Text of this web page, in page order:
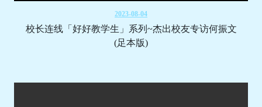
2023-08-04
校长连线「好好教学生」系列~杰出校友专访何振文
(足本版)